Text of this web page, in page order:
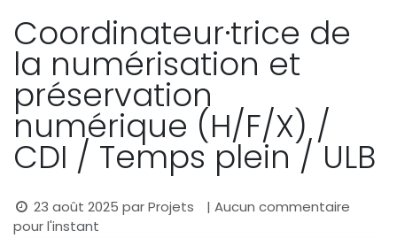
Coordinateur·trice de
la numérisation et
préservation
numérique (H/F/X) /
CDI / Temps plein / ULB
23 août 2025 parProjets
| Aucun commentaire
pour l'instant